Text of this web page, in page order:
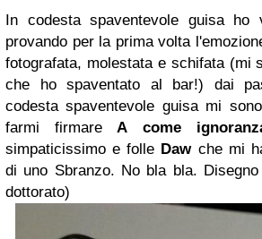
In codesta spaventevole guisa ho
provando per la prima volta
fotografata, molestata e schifata (mi
che ho spaventato al bar!) dai
codesta spaventevole guisa mi
farmi firmare A come
simpaticissimo e folle Daw che mi
di uno Sbranzo. No bla bla. Disegno
dottorato)